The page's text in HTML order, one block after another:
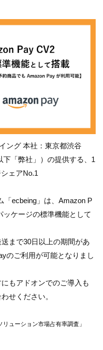
ング 本社：東京都渋谷
「弊社」）の提供する、1
ェアNo.1
「ecbeing」は、Amazon P
ケージの標準機能として
まで30日以上の期間があ
のご利用が可能となりまし
もアドオンでのご導入も
せください。
ューション市場占有率調査」